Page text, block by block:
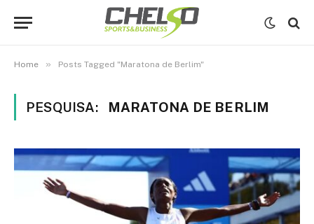
Home » Posts Tagged "Maratona de Berlim"
PESQUISA: MARATONA DE BERLIM